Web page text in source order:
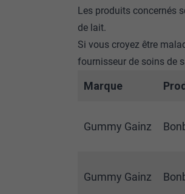
Les produits concernés
de lait.
Si vous croyez être
fournisseur de soins de
Marque
Gummy Gainz
Gummy Gainz